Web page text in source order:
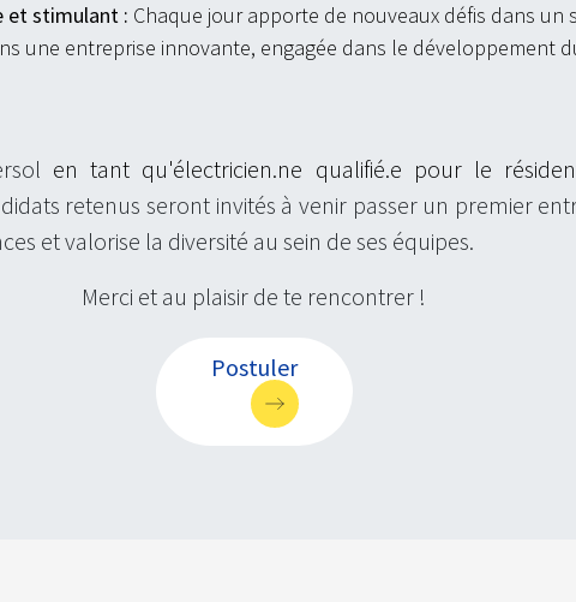
et stimulant : Chaque jour apporte de nouveaux défis dans
une entreprise innovante, engagée dans le développement
en tant qu'électricien.ne qualifié.e pour le
retenus seront invités à venir passer un premier
et valorise la diversité au sein de ses équipes.
Merci et au plaisir de te rencontrer !
Postuler